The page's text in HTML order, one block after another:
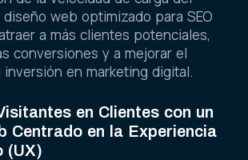
web optimizado para SEO
a más clientes potenciales,
conversiones y a mejorar el
en marketing digital.
en Clientes con un
Centrado en la Experiencia
(UX)